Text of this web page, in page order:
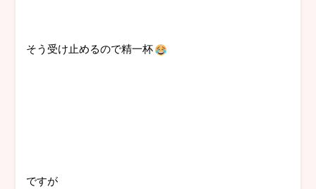
そう受け止めるので精一杯
ですが